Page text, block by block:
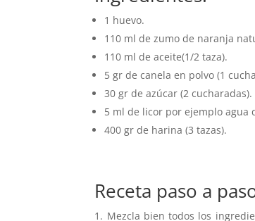
1 huevo.
110 ml de zumo de naranja
110 ml de aceite(1/2 taza).
5 gr de canela en polvo (1
30 gr de azúcar (2 cucharadas).
5 ml de licor por ejemplo agua
400 gr de harina (3 tazas).
Receta paso a
Mezcla bien todos los